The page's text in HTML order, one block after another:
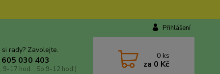
Přihlášení
rady? Zavolejte.
030 403
9-17 hod. , So 9-12 hod.)
0 ks
za 0 Kč